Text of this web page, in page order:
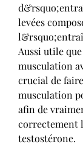
levées
Aussi utile
musculation
crucial de
musculation
afin de
correctement
testostérone.